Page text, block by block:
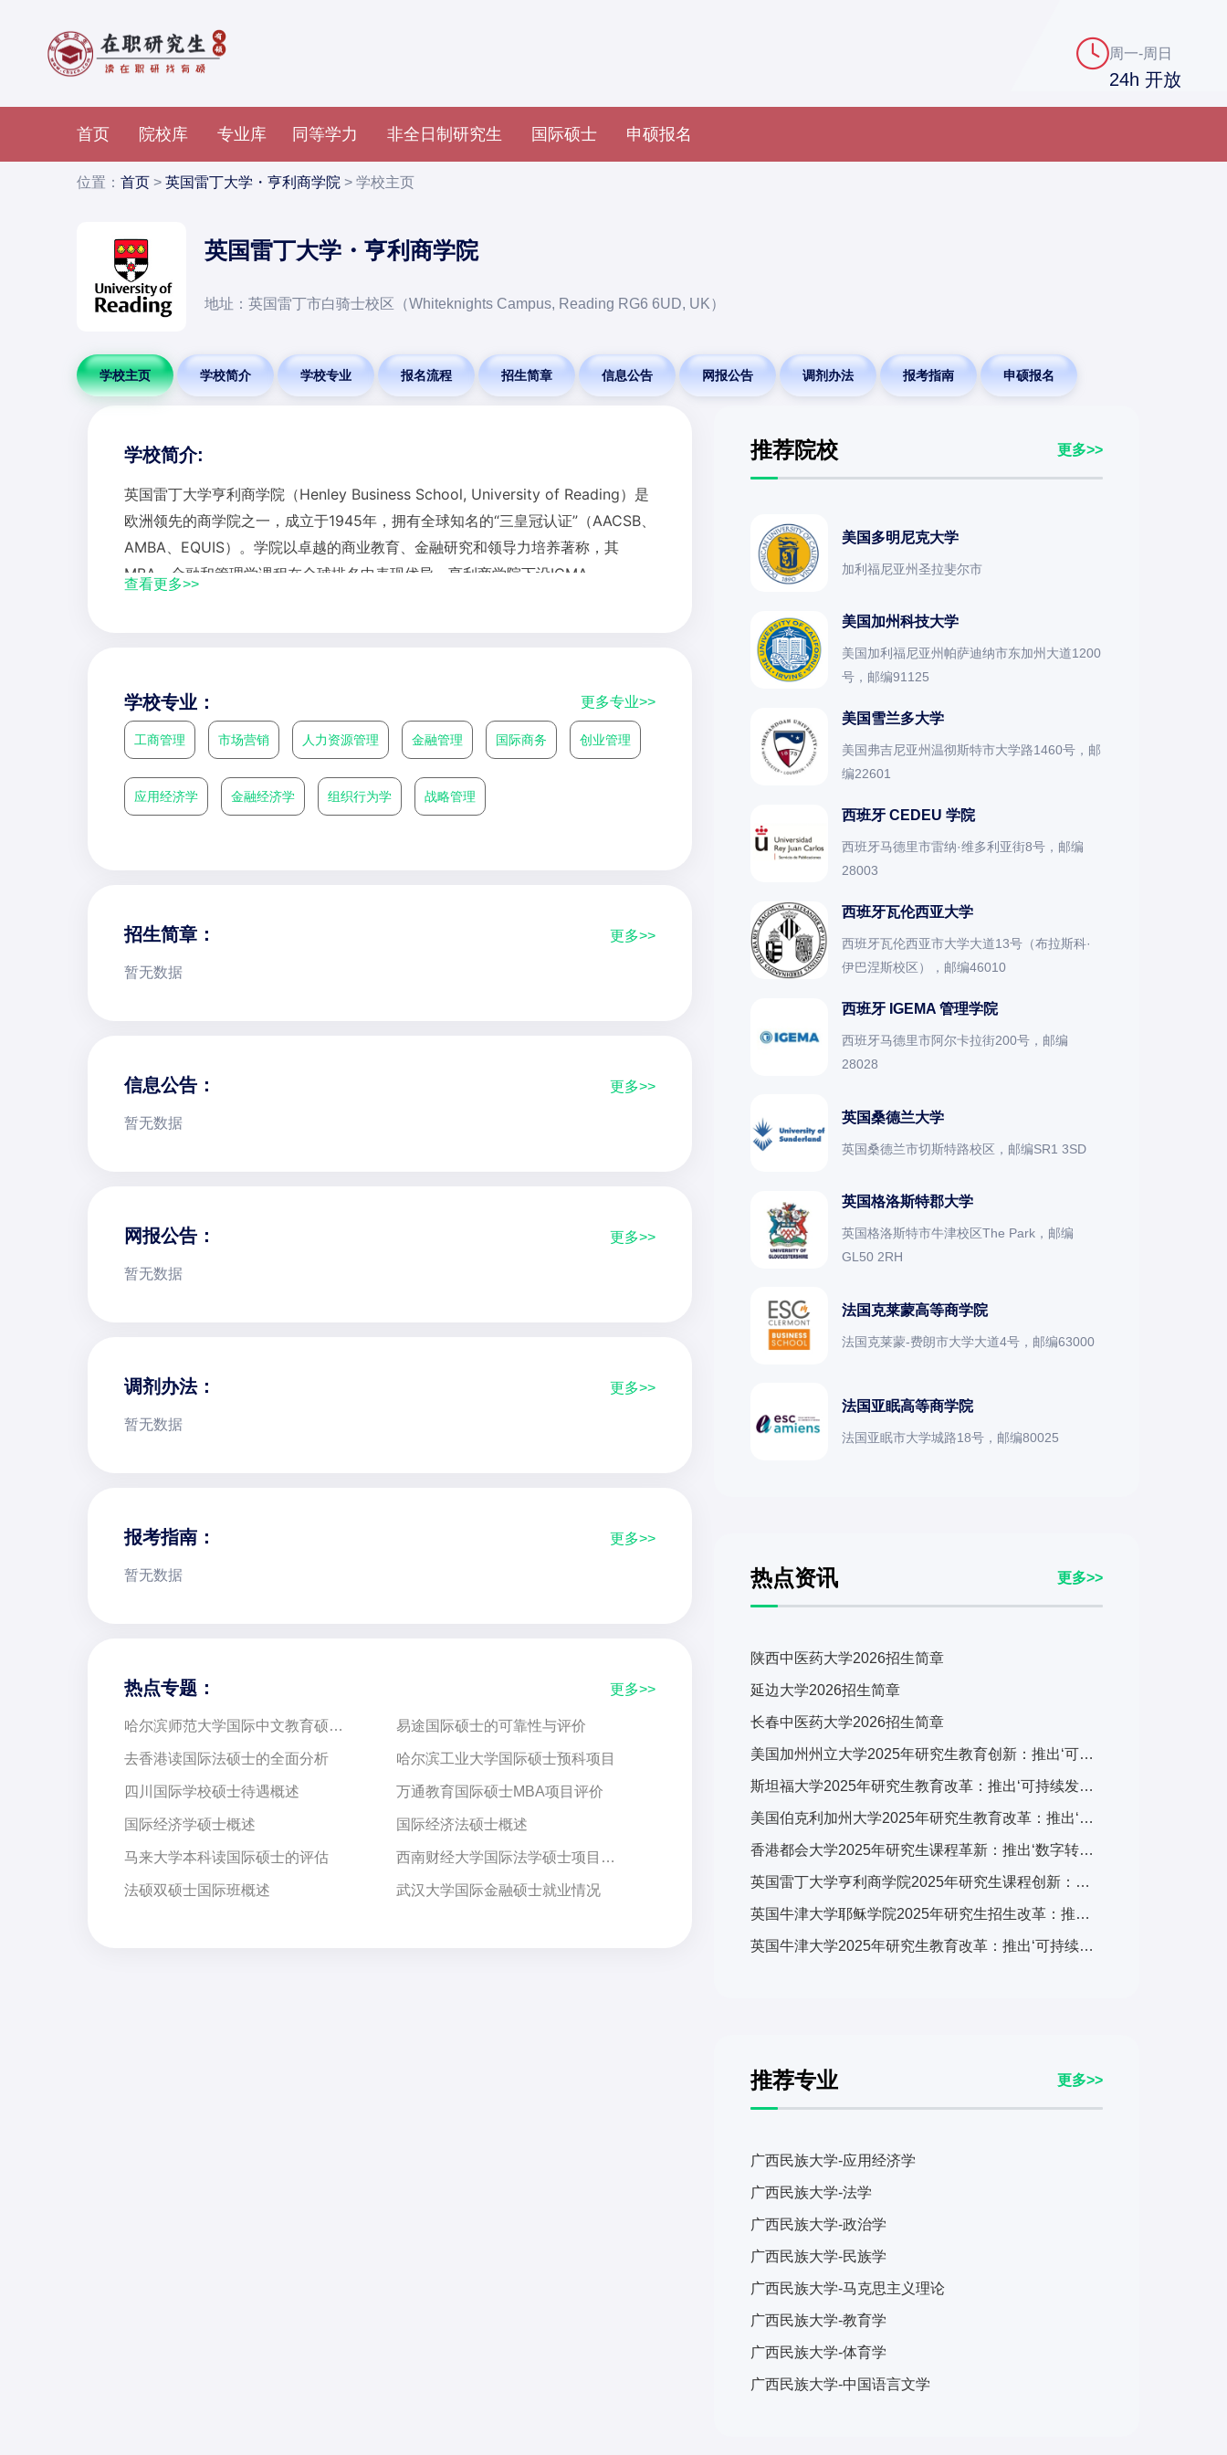
周一-周日
24h 开放
首页 院校库 专业库 同等学力 非全日制研究生 国际硕士 申硕报名
位置： 首页 > 英国雷丁大学・亨利商学院 > 学校主页
英国雷丁大学・亨利商学院
地址：英国雷丁市白骑士校区（Whiteknights Campus, Reading RG6 6UD, UK）
学校主页 学校简介 学校专业 报名流程 招生简章 信息公告 网报公告 调剂办法 报考指南 申硕报名
学校简介:
英国雷丁大学亨利商学院（Henley Business School, University of Reading）是
欧洲领先的商学院之一，成立于1945年，拥有全球知名的“三皇冠认证”（AACSB、
AMBA、EQUIS）。学院以卓越的商业教育、金融研究和领导力培养著称，其
MBA、金融和管理学课程在全球排名中表现优异。亨利商学院下设ICMA
查看更多>>
学校专业： 更多专业>>
工商管理 市场营销 人力资源管理 金融管理 国际商务 创业管理
应用经济学 金融经济学 组织行为学 战略管理
招生简章： 更多>>
暂无数据
信息公告： 更多>>
暂无数据
网报公告： 更多>>
暂无数据
调剂办法： 更多>>
暂无数据
报考指南： 更多>>
暂无数据
热点专题： 更多>>
哈尔滨师范大学国际中文教育硕士项目介绍 易途国际硕士的可靠性与评价
去香港读国际法硕士的全面分析 哈尔滨工业大学国际硕士预科项目
四川国际学校硕士待遇概述 万通教育国际硕士MBA项目评价
国际经济学硕士概述 国际经济法硕士概述
马来大学本科读国际硕士的评估 西南财经大学国际法学硕士项目评价
法硕双硕士国际班概述 武汉大学国际金融硕士就业情况
推荐院校 更多>>
美国多明尼克大学
加利福尼亚州圣拉斐尔市
美国加州科技大学
美国加利福尼亚州帕萨迪纳市东加州大道1200
号，邮编91125
美国雪兰多大学
美国弗吉尼亚州温彻斯特市大学路1460号，邮
编22601
西班牙 CEDEU 学院
西班牙马德里市雷纳·维多利亚街8号，邮编
28003
西班牙瓦伦西亚大学
西班牙瓦伦西亚市大学大道13号（布拉斯科·
伊巴涅斯校区），邮编46010
西班牙 IGEMA 管理学院
西班牙马德里市阿尔卡拉街200号，邮编
28028
英国桑德兰大学
英国桑德兰市切斯特路校区，邮编SR1 3SD
英国格洛斯特郡大学
英国格洛斯特市牛津校区The Park，邮编
GL50 2RH
法国克莱蒙高等商学院
法国克莱蒙-费朗市大学大道4号，邮编63000
法国亚眠高等商学院
法国亚眠市大学城路18号，邮编80025
热点资讯 更多>>
陕西中医药大学2026招生简章
延边大学2026招生简章
长春中医药大学2026招生简章
美国加州州立大学2025年研究生教育创新：推出‘可持续发展与科技融合’跨学科计划，引发广泛关注
斯坦福大学2025年研究生教育改革：推出‘可持续发展与科技融合’跨学科计划，引发全球关注
美国伯克利加州大学2025年研究生教育改革：推出‘可持续发展与科技融合’交叉培养计划，引发学术界广泛关注
香港都会大学2025年研究生课程革新：推出‘数字转型与可持续发展’跨学科计划，引发广泛关注
英国雷丁大学亨利商学院2025年研究生课程创新：推出‘可持续金融与ESG’专项计划，引领商科教育新趋势
英国牛津大学耶稣学院2025年研究生招生改革：推出‘全球挑战’跨学科项目，引发国际教育界关注
英国牛津大学2025年研究生教育改革：推出‘可持续发展与全球挑战’交叉学科计划，引发国际教育界关注
推荐专业 更多>>
广西民族大学-应用经济学
广西民族大学-法学
广西民族大学-政治学
广西民族大学-民族学
广西民族大学-马克思主义理论
广西民族大学-教育学
广西民族大学-体育学
广西民族大学-中国语言文学